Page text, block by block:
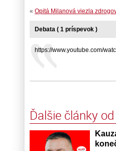
« Opitá Milanová viezla
Debata ( 1 príspevok )
https://www.youtube.com/
Ďalšie články